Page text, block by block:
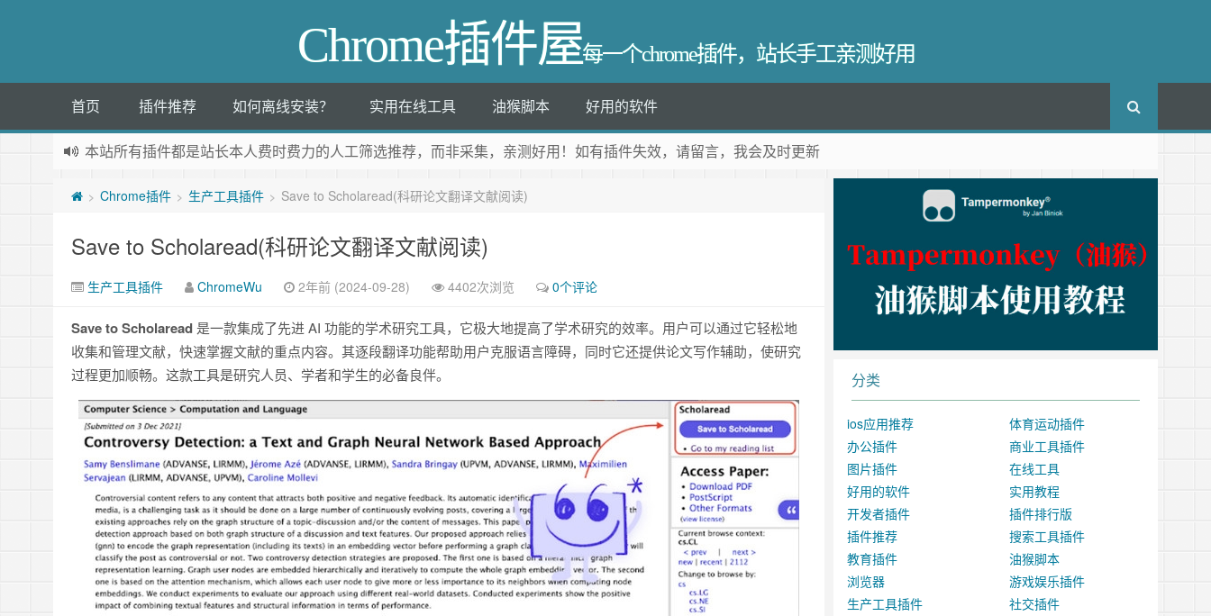
Chrome插件屋每一个chrome插件，站长手工亲测好用
首页 插件推荐 如何离线安装？ 实用在线工具 油猴脚本 好用的软件
本站所有插件都是站长本人费时费力的人工筛选推荐，而非采集，亲测好用！如有插件失效，请留言，我会及时更新
> Chrome插件 > 生产工具插件 > Save to Scholaread(科研论文翻译文献阅读)
Save to Scholaread(科研论文翻译文献阅读)
生产工具插件 ChromeWu 2年前 (2024-09-28) 4402次浏览 0个评论
Save to Scholaread 是一款集成了先进 AI 功能的学术研究工具，它极大地提高了学术研究的效率。用户可以通过它轻松地
收集和管理文献，快速掌握文献的重点内容。其逐段翻译功能帮助用户克服语言障碍，同时它还提供论文写作辅助，使研究
过程更加顺畅。这款工具是研究人员、学者和学生的必备良伴。
分类
ios应用推荐
体育运动插件
办公插件
商业工具插件
图片插件
在线工具
好用的软件
实用教程
开发者插件
插件排行版
插件推荐
搜索工具插件
教育插件
油猴脚本
浏览器
游戏娱乐插件
生产工具插件
社交插件